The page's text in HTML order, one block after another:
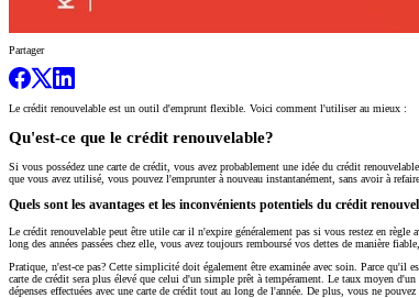
Partager
Le crédit renouvelable est un outil d'emprunt flexible. Voici comment l'utiliser au mieux :
Qu'est-ce que le crédit renouvelable?
Si vous possédez une carte de crédit, vous avez probablement une idée du crédit
que vous avez utilisé, vous pouvez l'emprunter à nouveau instantanément, sans avoir à
Quels sont les avantages et les inconvénients potentiels du crédit
Le crédit renouvelable peut être utile car il n'expire généralement pas si vous restez en
long des années passées chez elle, vous avez toujours remboursé vos dettes de manière
Pratique, n'est-ce pas? Cette simplicité doit également être examinée avec soin. Parce qu'il
carte de crédit sera plus élevé que celui d'un simple prêt à tempérament. Le taux moyen
dépenses effectuées avec une carte de crédit tout au long de l'année. De plus, vous ne